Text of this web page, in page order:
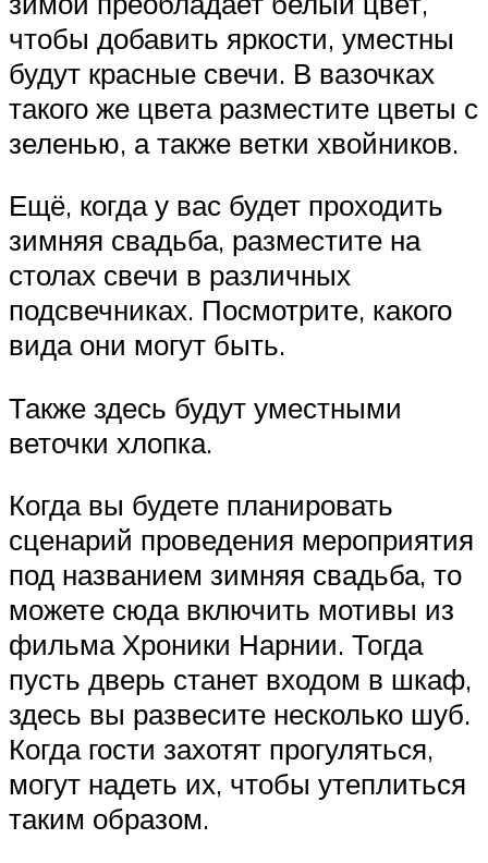
чтобы добавить яркости, уместны
будут красные свечи. В вазочках
такого же цвета разместите цветы с
зеленью, а также ветки хвойников.
Ещё, когда у вас будет проходить
зимняя свадьба, разместите на
столах свечи в различных
подсвечниках. Посмотрите, какого
вида они могут быть.
Также здесь будут уместными
веточки хлопка.
Когда вы будете планировать
сценарий проведения мероприятия
под названием зимняя свадьба, то
можете сюда включить мотивы из
фильма Хроники Нарнии. Тогда
пусть дверь станет входом в шкаф,
здесь вы развесите несколько шуб.
Когда гости захотят прогуляться,
могут надеть их, чтобы утеплиться
таким образом.